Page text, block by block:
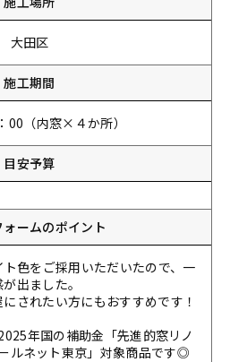
大田区
施工期間
00（内窓×４か所）
目安予算
ォームのポイント
色をご採用いただいたので、一
出ました。
されたい方にもおすすめです！
年国の補助金「先進的窓リノ
ルネット東京」対象商品です◎